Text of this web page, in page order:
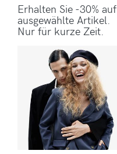
Erhalten Sie -30% auf
ausgewählte Artikel.
Nur für kurze Zeit.